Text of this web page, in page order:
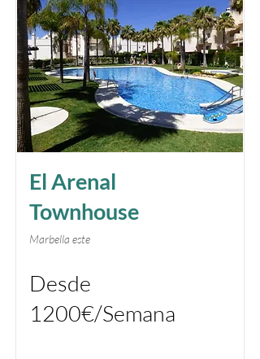
El Arenal
Townhouse
Marbella este
Desde
1200€/Semana